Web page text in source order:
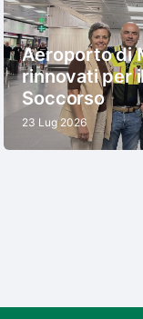
Aeroporto di
rinnovati per
Soccorso
23 Lug 2026